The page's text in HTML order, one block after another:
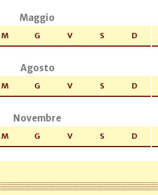
Maggio
M G V S D
Agosto
M G V S D
Novembre
M G V S D